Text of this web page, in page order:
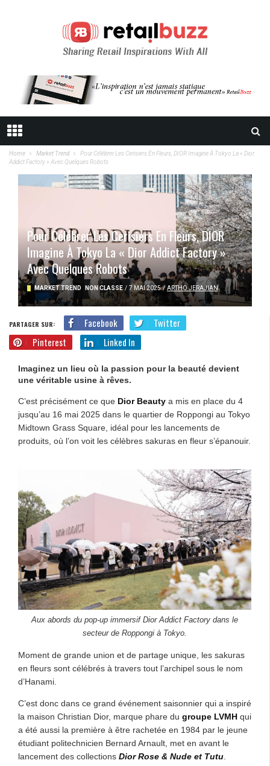
Home Market Trend
Pour Célébrer Les Cerisiers En Fleurs, DIOR Imagine À Tokyo La « Dior
Addict Factory » Avec Quelques Robots
Pour Célébrer Les Cerisiers En Fleurs, DIOR
Imagine À Tokyo La « Dior Addict Factory »
Avec Quelques Robots
MARKET TREND NON CLASSÉ / 7 MAI 2025 / ARTHO JERAJIAN
PARTAGER SUR: Facebook
Twitter
Pinterest
Linked In
Imaginez un lieu où la passion pour la beauté devient
une véritable usine à rêves.
C’est précisément ce que Dior Beauty a mis en place du 4
jusqu’au 16 mai 2025 dans le quartier de Roppongi au Tokyo
Midtown Grass Square, idéal pour les lancements de
produits, où l’on voit les célèbres sakuras en fleur s’épanouir.
Aux abords du pop-up immersif Dior Addict Factory dans le
secteur de Roppongi à Tokyo.
Moment de grande union et de partage unique, les sakuras
en fleurs sont célébrés à travers tout l’archipel sous le nom
d’Hanami.
C’est donc dans ce grand événement saisonnier qui a inspiré
la maison Christian Dior, marque phare du groupe LVMH qui
a été aussi la première à être rachetée en 1984 par le jeune
étudiant politechnicien Bernard Arnault, met en avant le
lancement des collections Dior Rose & Nude et Tutu